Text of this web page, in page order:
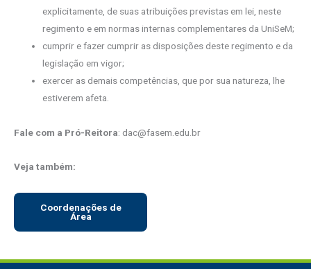
explicitamente, de suas atribuições previstas em lei, neste
regimento e em normas internas complementares da UniSeM;
cumprir e fazer cumprir as disposições deste regimento e da
legislação em vigor;
exercer as demais competências, que por sua natureza, lhe
estiverem afeta.
Fale com a Pró-Reitora: dac@fasem.edu.br
Veja também:
Coordenações de
Área